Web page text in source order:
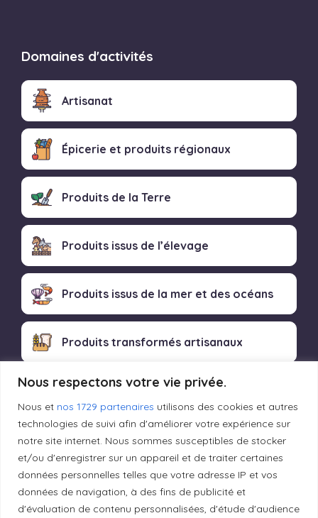
Nous respectons votre vie privée.
Nous et nos 1729 partenaires utilisons des cookies et autres
technologies de suivi afin d'améliorer votre expérience sur
notre site internet. Nous sommes susceptibles de stocker
et/ou d'enregistrer sur un appareil et de traiter certaines
données personnelles telles que votre adresse IP et vos
données de navigation, à des fins de publicité et
d'évaluation de contenu personnalisées, d'étude d'audience
Domaines d'activités
Artisanat
Épicerie et produits régionaux
Produits de la Terre
Produits issus de l’élevage
Produits issus de la mer et des océans
Produits transformés artisanaux
Liens utiles
Mentions légales
Politique de confidentialité